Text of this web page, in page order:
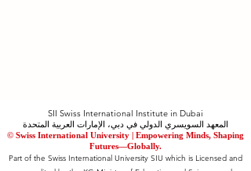
SII Swiss International Institute in Dubai
المعهد السويسري الدولي في دبي، الإمارات العربية المتحدة
© Swiss International University | ​Empowering Minds, Shaping
Futures—Globally.
Part of the Swiss International University SIU which is Licensed and